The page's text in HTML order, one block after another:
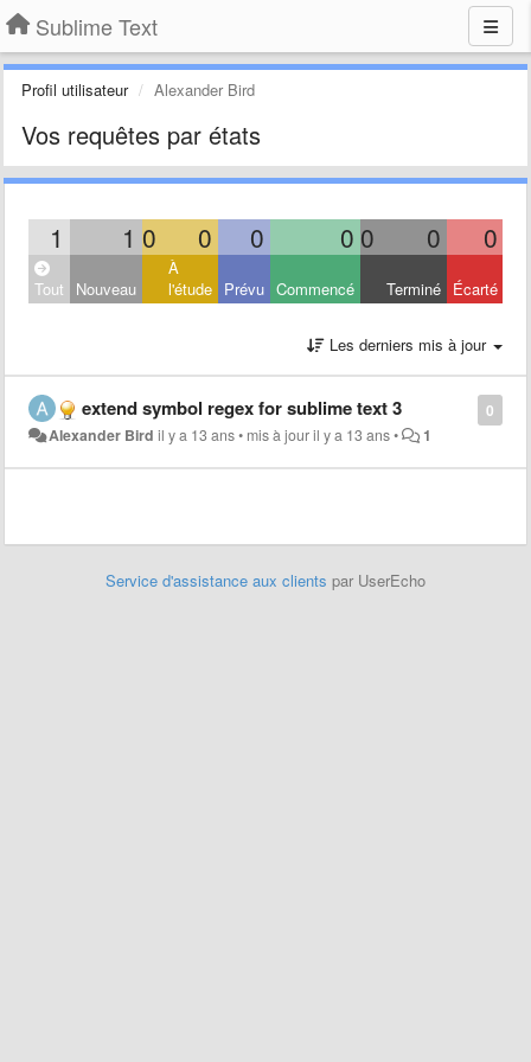
Sublime Text
Profil utilisateur Alexander Bird
Vos requêtes par états
1 1 0 0 0 0 0 0 0
Tout Nouveau
À
l'étude Prévu Commencé Terminé Écarté
Les derniers mis à jour
0
extend symbol regex for sublime text 3
Alexander Bird il y a 13 ans• mis à jouril y a 13 ans• 1
Service d'assistance aux clients par UserEcho